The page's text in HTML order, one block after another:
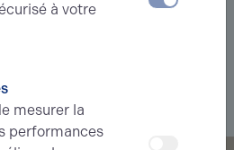
experts et soyez prévenus des
ma recherche
à votre
mesurer la
performances